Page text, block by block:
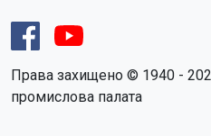
Права захищено © 1940 -
промислова палата